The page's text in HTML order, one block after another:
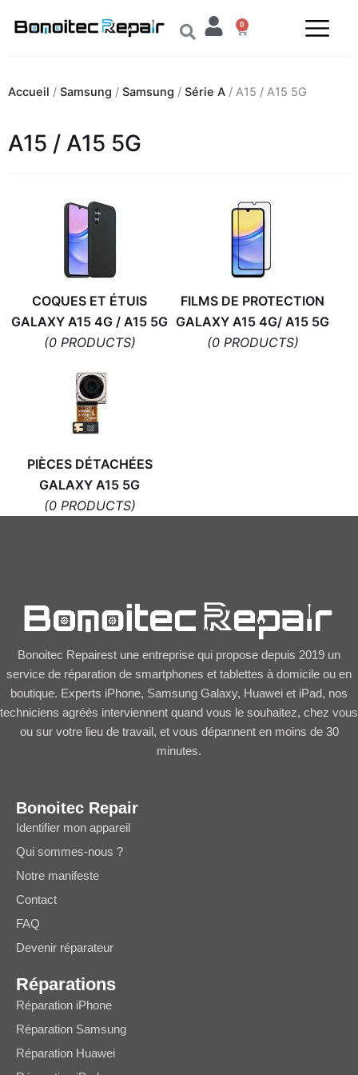
0
Panier
Accueil / Samsung / Samsung / Série A / A15 / A15 5G
A15 / A15 5G
COQUES ET ÉTUIS
GALAXY A15 4G / A15 5G
(0 PRODUCTS)
FILMS DE PROTECTION
GALAXY A15 4G/ A15 5G
(0 PRODUCTS)
PIÈCES DÉTACHÉES
GALAXY A15 5G
(0 PRODUCTS)
Bonoitec Repairest une entreprise qui propose depuis 2019 un
service de réparation de smartphones et tablettes à domicile ou en
boutique. Experts iPhone, Samsung Galaxy, Huawei et iPad, nos
techniciens agréés interviennent quand vous le souhaitez, chez vous
ou sur votre lieu de travail, et vous dépannent en moins de 30
minutes.
Bonoitec Repair
Identifier mon appareil
Qui sommes-nous ?
Notre manifeste
Contact
FAQ
Devenir réparateur
Réparations
Réparation iPhone
Réparation Samsung
Réparation Huawei